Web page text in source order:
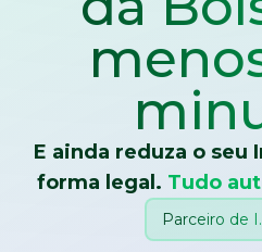
E ainda reduza o seu
forma legal. Tudo
Parceiro de